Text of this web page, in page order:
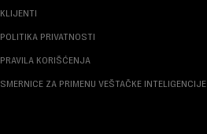
KLIJENTI
POLITIKA PRIVATNOSTI
PRAVILA KORIŠĆENJA
SMERNICE ZA PRIMENU VEŠTAČKE INTELIGENCIJE